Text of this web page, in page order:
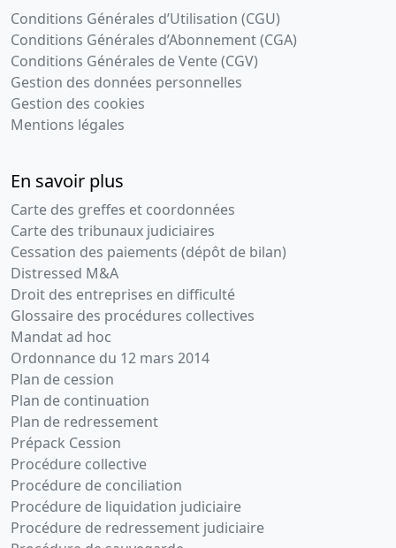
Conditions Générales d’Utilisation (CGU)
Conditions Générales d’Abonnement (CGA)
Conditions Générales de Vente (CGV)
Gestion des données personnelles
Gestion des cookies
Mentions légales
En savoir plus
Carte des greffes et coordonnées
Carte des tribunaux judiciaires
Cessation des paiements (dépôt de bilan)
Distressed M&A
Droit des entreprises en difficulté
Glossaire des procédures collectives
Mandat ad hoc
Ordonnance du 12 mars 2014
Plan de cession
Plan de continuation
Plan de redressement
Prépack Cession
Procédure collective
Procédure de conciliation
Procédure de liquidation judiciaire
Procédure de redressement judiciaire